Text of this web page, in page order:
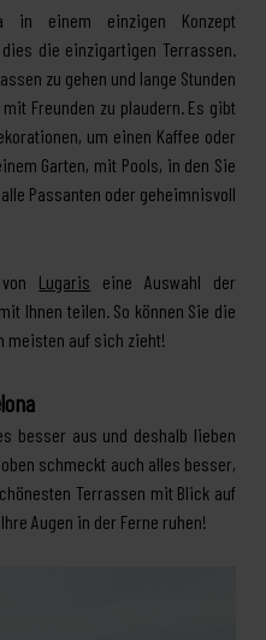
in einem einzigen Konzept
die einzigartigen Terrassen.
zu gehen und lange Stunden
Freunden zu plaudern. Es gibt
um einen Kaffee oder
Garten, mit Pools, in den Sie
Passanten oder geheimnisvoll
Lugaris eine Auswahl der
Ihnen teilen. So können Sie die
meisten auf sich zieht!
besser aus und deshalb lieben
schmeckt auch alles besser,
Terrassen mit Blick auf
Augen in der Ferne ruhen!